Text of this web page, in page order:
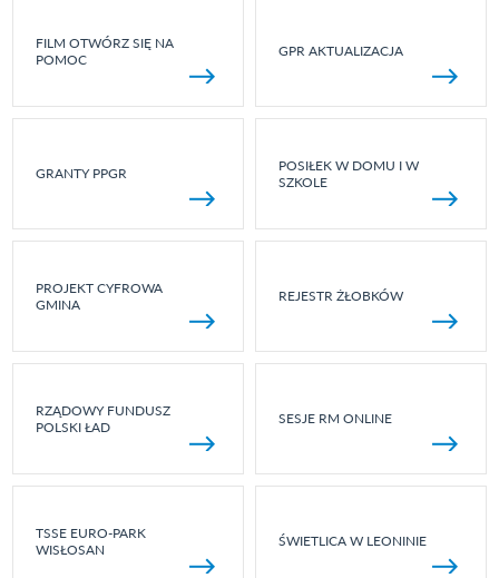
FILM OTWÓRZ SIĘ NA
POMOC
GPR AKTUALIZACJA
GRANTY PPGR
POSIŁEK W DOMU I W
SZKOLE
PROJEKT CYFROWA
GMINA
REJESTR ŻŁOBKÓW
RZĄDOWY FUNDUSZ
POLSKI ŁAD
SESJE RM ONLINE
TSSE EURO-PARK
WISŁOSAN
ŚWIETLICA W LEONINIE